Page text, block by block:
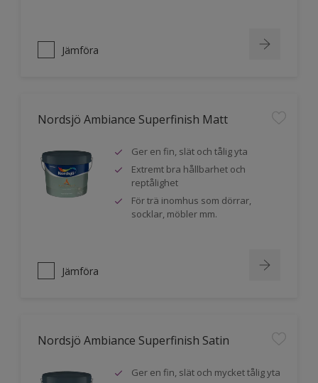
Jämföra
Nordsjö Ambiance Superfinish Matt
Ger en fin, slät och tålig yta
Extremt bra hållbarhet och
reptålighet
För trä inomhus som dörrar,
socklar, möbler mm.
Jämföra
Nordsjö Ambiance Superfinish Satin
Ger en fin, slät och mycket tålig yta